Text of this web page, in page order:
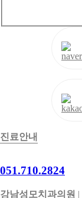
진료안내
051.710.2824
강남성모치과의원 |